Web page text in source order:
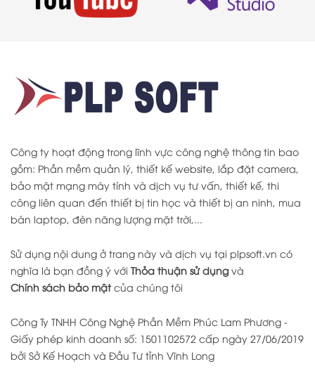
Công ty hoạt động trong lĩnh vực công nghệ thông tin bao
gồm: Phần mềm quản lý, thiết kế website, lắp đặt camera,
bảo mật mạng máy tính và dịch vụ tư vấn, thiết kế, thi
công liên quan đến thiết bị tin học và thiết bị an ninh, mua
bán laptop, đèn năng lượng mặt trời,...
Sử dụng nội dung ở trang này và dịch vụ tại plpsoft.vn có
nghĩa là bạn đồng ý với Thỏa thuận sử dụng và
Chính sách bảo mậtcủa chúng tôi
Công Ty TNHH Công Nghệ Phần Mềm Phúc Lam Phương -
Giấy phép kinh doanh số: 1501102572 cấp ngày 27/06/2019
bởi Sở Kế Hoạch và Đầu Tư tỉnh Vĩnh Long